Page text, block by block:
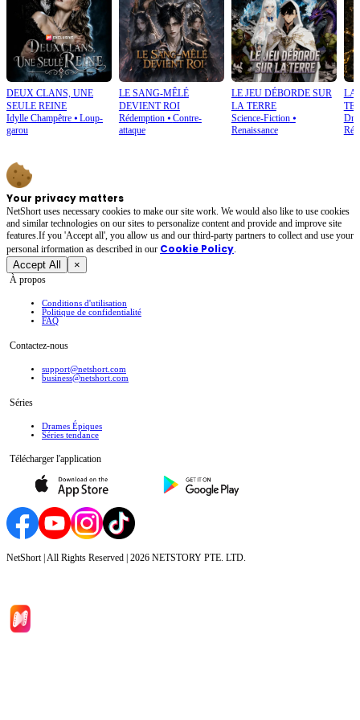
DEUX CLANS, UNE
SEULE REINE
Idylle Champêtre ⦁ Loup-
garou
LE SANG-MÊLÉ
DEVIENT ROI
Rédemption⦁ Contre-
attaque
LE JEU DÉBORDE SUR
LA TERRE
Science-Fiction⦁
Renaissance
LA
Your privacy matters
NetShort uses necessary cookies to make our site work. We would also like to use cookies
and similar technologies on our sites to personalize content and provide and improve site
features.If you 'Accept all', you allow us and our third-party partners to collect and use your
personal irformation as described in our Cookie Policy.
Accept All ×
À propos
Conditions d'utilisation
Politique de confidentialité
FAQ
Contactez-nous
support@netshort.com
business@netshort.com
Séries
Drames Épiques
Séries tendance
Télécharger l'application
NetShort | All Rights Reserved | 2026 NETSTORY PTE. LTD.